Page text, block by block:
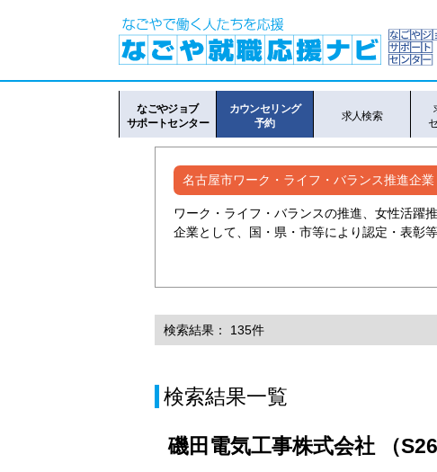
なごやジョブ
サポートセンター
カウンセリング
予約
求人検索
名古屋市ワーク・ライフ・バランス推進企業
ワーク・ライフ・バランスの推進、女性活躍
企業として、国・県・市等により認定・表彰
検索結果： 135件
検索結果一覧
磯田電気工事株式会社 （